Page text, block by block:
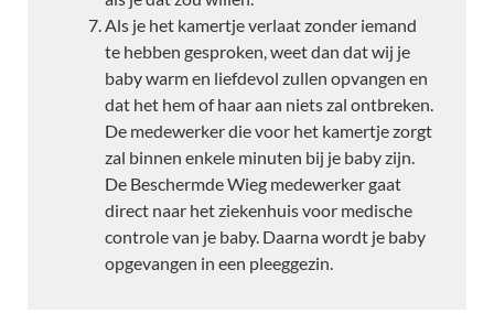
Als je het kamertje verlaat zonder iemand
te hebben gesproken, weet dan dat wij je
baby warm en liefdevol zullen opvangen en
dat het hem of haar aan niets zal ontbreken.
De medewerker die voor het kamertje zorgt
zal binnen enkele minuten bij je baby zijn.
De Beschermde Wieg medewerker gaat
direct naar het ziekenhuis voor medische
controle van je baby. Daarna wordt je baby
opgevangen in een pleeggezin.